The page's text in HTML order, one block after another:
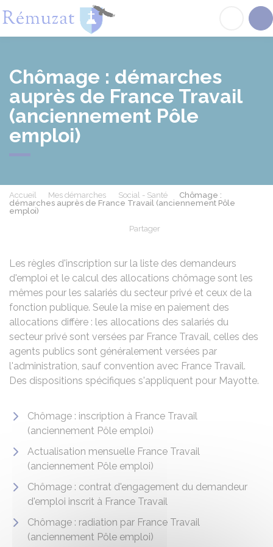
Chômage : démarches
auprès de France Travail
(anciennement Pôle
emploi)
Accueil Mes démarches Social - Santé
Chômage :
démarches auprès de France Travail (anciennement Pôle
emploi)
Partager
Les règles d'inscription sur la liste des demandeurs
d'emploi et le calcul des allocations chômage sont les
mêmes pour les salariés du secteur privé et ceux de la
fonction publique. Seule la mise en paiement des
allocations diffère : les allocations des salariés du
secteur privé sont versées par France Travail, celles des
agents publics sont généralement versées par
l'administration, sauf convention avec France Travail.
Des dispositions spécifiques s'appliquent pour Mayotte.
Chômage : inscription à France Travail
(anciennement Pôle emploi)
Actualisation mensuelle France Travail
(anciennement Pôle emploi)
Chômage : contrat d'engagement du demandeur
d'emploi inscrit à France Travail
Chômage : radiation par France Travail
(anciennement Pôle emploi)